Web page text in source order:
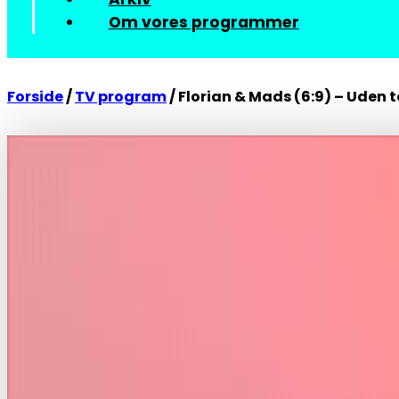
Om vores programmer
Forside/TV program/Florian & Mads (6:9) – Uden